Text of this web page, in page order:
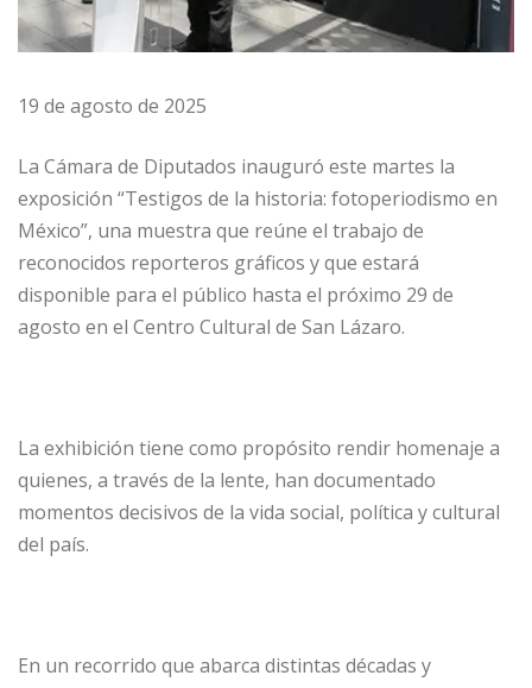
19 de agosto de 2025
La Cámara de Diputados inauguró este martes la
exposición “Testigos de la historia: fotoperiodismo en
México”, una muestra que reúne el trabajo de
reconocidos reporteros gráficos y que estará
disponible para el público hasta el próximo 29 de
agosto en el Centro Cultural de San Lázaro.
La exhibición tiene como propósito rendir homenaje a
quienes, a través de la lente, han documentado
momentos decisivos de la vida social, política y cultural
del país.
En un recorrido que abarca distintas décadas y